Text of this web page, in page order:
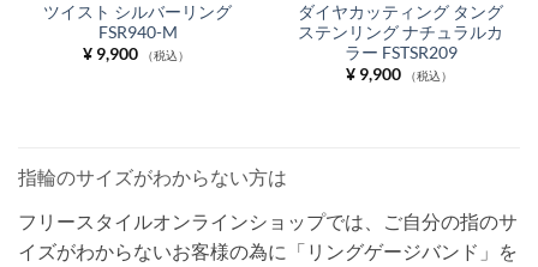
ツイスト シルバーリング
FSR940-M
¥9,900 （税込）
ダイヤカッティング タング
ステンリング ナチュラルカ
ラー FSTSR209
¥9,900 （税込）
指輪のサイズがわからない方は
フリースタイルオンラインショップでは、ご自分の指のサ
イズがわからないお客様の為に「リングゲージバンド」を